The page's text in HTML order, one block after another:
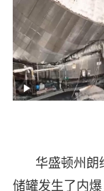
华盛顿州朗
储罐发生了内